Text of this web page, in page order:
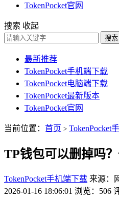
TokenPocket官网
搜索 收起
搜索
最新推荐
TokenPocket手机端下载
TokenPocket电脑端下载
TokenPocket最新版本
TokenPocket官网
当前位置： 首页 > TokenPocket
TP钱包可以删掉吗
TokenPocket手机端下载 来源：
2026-01-16 18:06:01 浏览：506